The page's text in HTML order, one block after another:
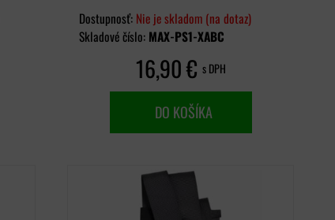
Dostupnosť: Nie je skladom (na dotaz)
Skladové číslo: MAX-PS1-XABC
16,90 € s DPH
DO KOŠÍKA